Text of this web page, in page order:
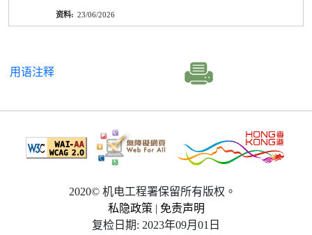
23/06/2026
用语注释
2020© 机电工程署保留所有版权。
私隐政策 | 免责声明
复检日期: 2023年09月01日